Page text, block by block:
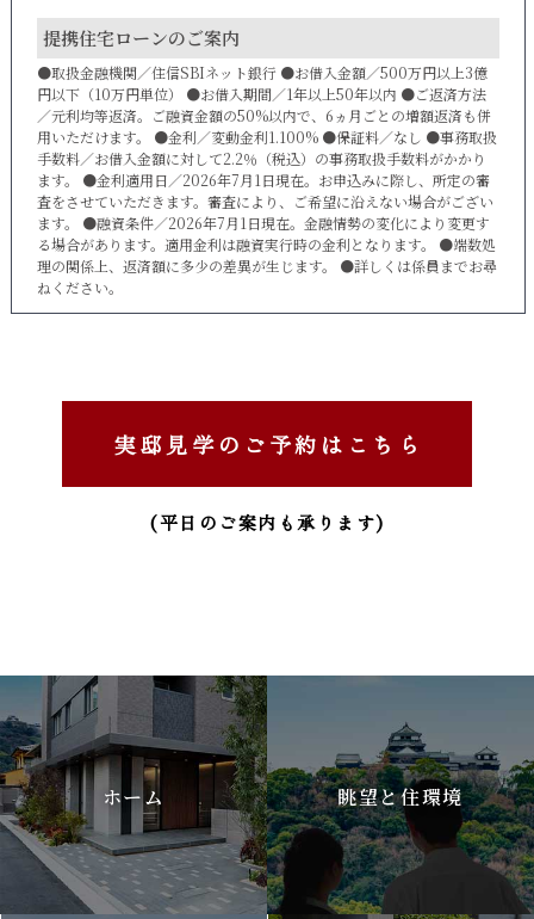
提携住宅ローンのご案内
●取扱金融機関／住信SBIネット銀行 ●お借入金額／500万円以上3億
円以下（10万円単位） ●お借入期間／1年以上50年以内 ●ご返済方法
／元利均等返済。ご融資金額の50%以内で、6ヵ月ごとの増額返済も併
用いただけます。 ●金利／変動金利1.100% ●保証料／なし ●事務取扱
手数料／お借入金額に対して2.2％（税込）の事務取扱手数料がかかり
ます。 ●金利適用日／2026年7月1日現在。お申込みに際し、所定の審
査をさせていただきます。審査により、ご希望に沿えない場合がござい
ます。 ●融資条件／2026年7月1日現在。金融情勢の変化により変更す
る場合があります。適用金利は融資実行時の金利となります。 ●端数処
理の関係上、返済額に多少の差異が生じます。 ●詳しくは係員までお尋
ねください。
実邸見学のご予約はこちら
(平日のご案内も承ります)
ホーム 眺望と住環境